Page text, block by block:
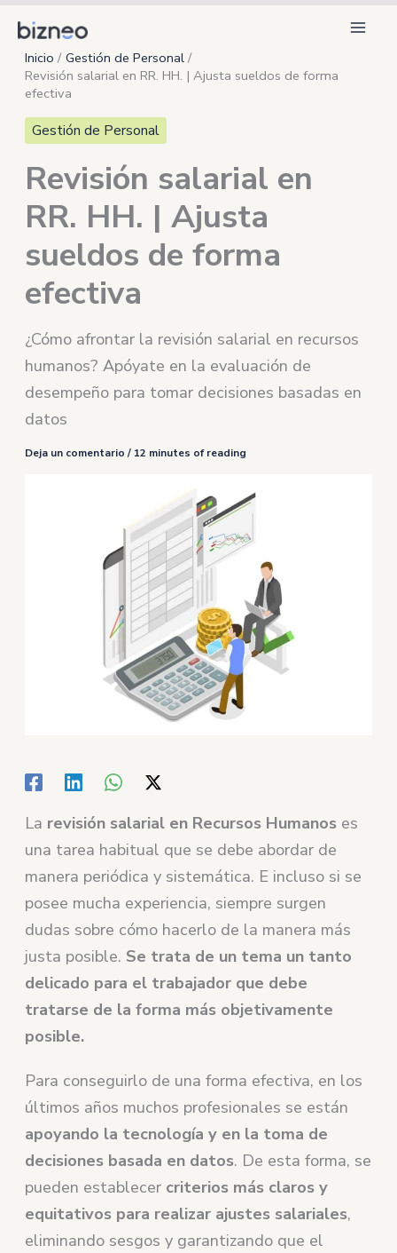
contenido
Inicio
Gestión de Personal
Revisión salarial en RR. HH. | Ajusta sueldos de forma
efectiva
Gestión de Personal
Revisión salarial en
RR. HH. | Ajusta
sueldos de forma
efectiva
¿Cómo afrontar la revisión salarial en recursos
humanos? Apóyate en la evaluación de
desempeño para tomar decisiones basadas en
datos
Deja un comentario / 12 minutes of reading
La revisión salarial en Recursos Humanos es
una tarea habitual que se debe abordar de
manera periódica y sistemática. E incluso si se
posee mucha experiencia, siempre surgen
dudas sobre cómo hacerlo de la manera más
justa posible. Se trata de un tema un tanto
delicado para el trabajador que debe
tratarse de la forma más objetivamente
posible.
Para conseguirlo de una forma efectiva, en los
últimos años muchos profesionales se están
apoyando la tecnología y en la toma de
decisiones basada en datos. De esta forma, se
pueden establecer criterios más claros y
equitativos para realizar ajustes salariales,
eliminando sesgos y garantizando que el